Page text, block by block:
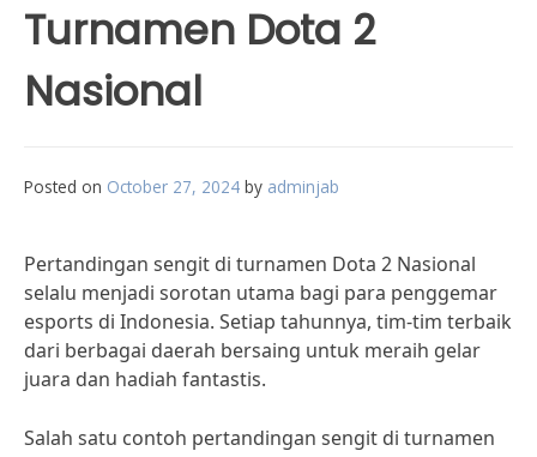
Turnamen Dota 2
Nasional
Posted on October 27, 2024 by adminjab
Pertandingan sengit di turnamen Dota 2 Nasional
selalu menjadi sorotan utama bagi para penggemar
esports di Indonesia. Setiap tahunnya, tim-tim terbaik
dari berbagai daerah bersaing untuk meraih gelar
juara dan hadiah fantastis.
Salah satu contoh pertandingan sengit di turnamen